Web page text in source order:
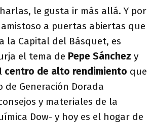
le gusta ir más allá. Y por
a puertas abiertas que
la Capital del Básquet, es
el tema de Pepe Sánchez y
centro de alto rendimiento que
de Generación Dorada
y materiales de la
Dow- y hoy es el hogar de